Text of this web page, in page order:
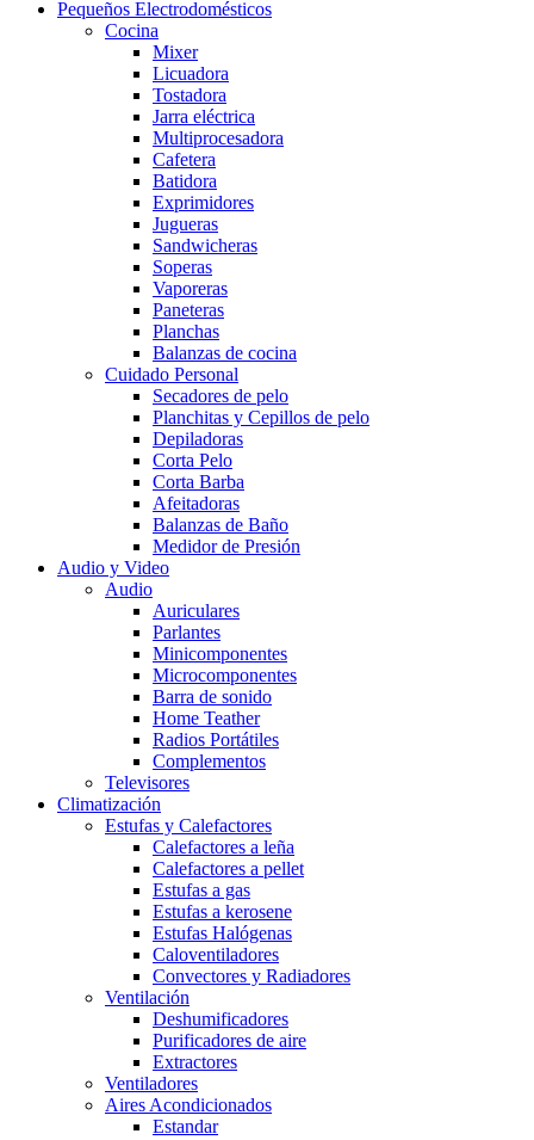
Pequeños Electrodomésticos
Cocina
Mixer
Licuadora
Tostadora
Jarra eléctrica
Multiprocesadora
Cafetera
Batidora
Exprimidores
Jugueras
Sandwicheras
Soperas
Vaporeras
Paneteras
Planchas
Balanzas de cocina
Cuidado Personal
Secadores de pelo
Planchitas y Cepillos de pelo
Depiladoras
Corta Pelo
Corta Barba
Afeitadoras
Balanzas de Baño
Medidor de Presión
Audio y Video
Audio
Auriculares
Parlantes
Minicomponentes
Microcomponentes
Barra de sonido
Home Teather
Radios Portátiles
Complementos
Televisores
Climatización
Estufas y Calefactores
Calefactores a leña
Calefactores a pellet
Estufas a gas
Estufas a kerosene
Estufas Halógenas
Caloventiladores
Convectores y Radiadores
Ventilación
Deshumificadores
Purificadores de aire
Extractores
Ventiladores
Aires Acondicionados
Estandar